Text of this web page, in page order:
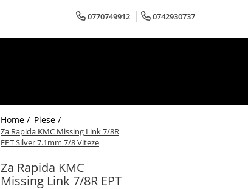
0770749912 0742930737
Home / Piese /
Za Rapida KMC Missing Link 7/8R
EPT Silver 7.1mm 7/8 Viteze
Za Rapida KMC
Missing Link 7/8R EPT